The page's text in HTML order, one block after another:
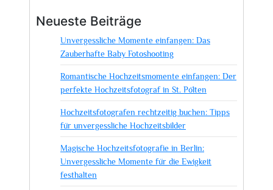
Neueste Beiträge
Unvergessliche Momente einfangen: Das
Zauberhafte Baby Fotoshooting
Romantische Hochzeitsmomente einfangen: Der
perfekte Hochzeitsfotograf in St. Pölten
Hochzeitsfotografen rechtzeitig buchen: Tipps
für unvergessliche Hochzeitsbilder
Magische Hochzeitsfotografie in Berlin:
Unvergessliche Momente für die Ewigkeit
festhalten